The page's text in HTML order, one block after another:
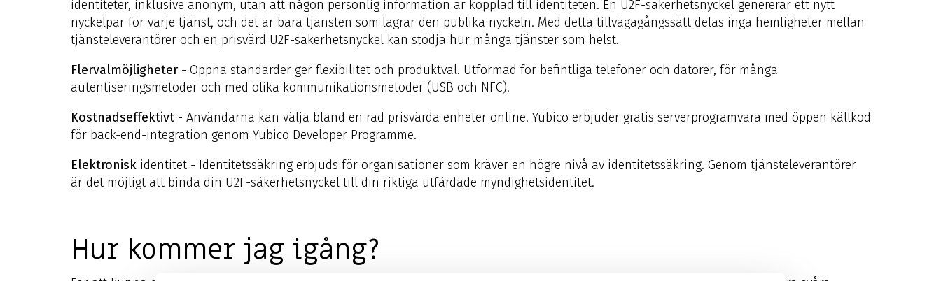
identiteter, inklusive anonym, utan att någon personlig information är kopplad till identiteten. En U2F-säkerhetsnyckel genererar ett nytt
nyckelpar för varje tjänst, och det är bara tjänsten som lagrar den publika nyckeln. Med detta tillvägagångssätt delas inga hemligheter mellan
tjänsteleverantörer och en prisvärd U2F-säkerhetsnyckel kan stödja hur många tjänster som helst.
Flervalmöjligheter- Öppna standarder ger flexibilitet och produktval. Utformad för befintliga telefoner och datorer, för många
autentiseringsmetoder och med olika kommunikationsmetoder (USB och NFC).
Kostnadseffektivt- Användarna kan välja bland en rad prisvärda enheter online. Yubico erbjuder gratis serverprogramvara med öppen källkod
för back-end-integration genom Yubico Developer Programme.
Elektroniskidentitet - Identitetssäkring erbjuds för organisationer som kräver en högre nivå av identitetssäkring. Genom tjänsteleverantörer
är det möjligt att binda din U2F-säkerhetsnyckel till din riktiga utfärdade myndighetsidentitet.
Hur kommer jag igång?